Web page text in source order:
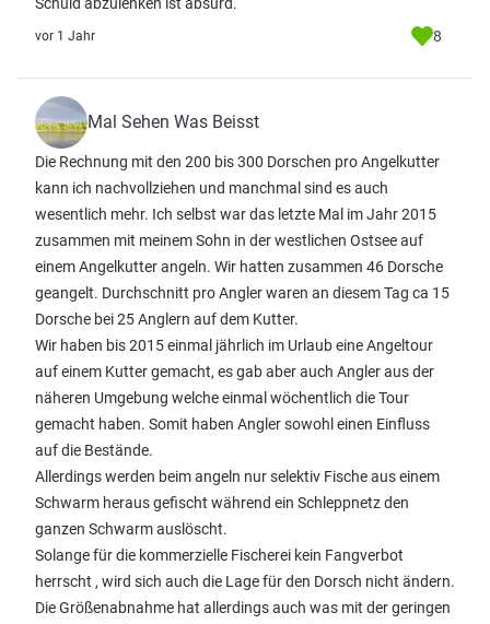
vor 1 Jahr 8
Mal Sehen Was Beisst
Die Rechnung mit den 200 bis 300 Dorschen pro Angelkutter
kann ich nachvollziehen und manchmal sind es auch
wesentlich mehr. Ich selbst war das letzte Mal im Jahr 2015
zusammen mit meinem Sohn in der westlichen Ostsee auf
einem Angelkutter angeln. Wir hatten zusammen 46 Dorsche
geangelt. Durchschnitt pro Angler waren an diesem Tag ca 15
Dorsche bei 25 Anglern auf dem Kutter.
Wir haben bis 2015 einmal jährlich im Urlaub eine Angeltour
auf einem Kutter gemacht, es gab aber auch Angler aus der
näheren Umgebung welche einmal wöchentlich die Tour
gemacht haben. Somit haben Angler sowohl einen Einfluss
auf die Bestände.
Allerdings werden beim angeln nur selektiv Fische aus einem
Schwarm heraus gefischt während ein Schleppnetz den
ganzen Schwarm auslöscht.
Solange für die kommerzielle Fischerei kein Fangverbot
herrscht , wird sich auch die Lage für den Dorsch nicht ändern.
Die Größenabnahme hat allerdings auch was mit der geringen